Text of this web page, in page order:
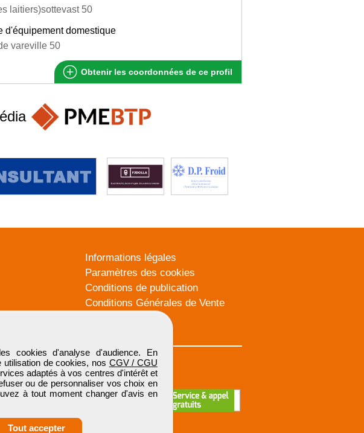
laitiers)sottevast 50
d'équipement domestique
vareville 50
Obtenir les coordonnées de ce profil
cookies d'analyse d'audience. En
de cookies, nos CGV / CGU
adaptés à vos centres d'intérêt et
ou de personnaliser vos choix en
à tout moment changer d'avis en
Tout accepter
Informations légales
Paramètres des cookies
Conditions de publication
Conditions Générales de Vente